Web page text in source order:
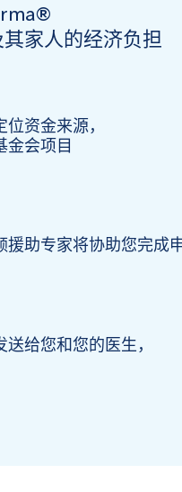
家人的经济负担
资金来源，
金会项目
援助专家将协助您完成
给您和您的医生，